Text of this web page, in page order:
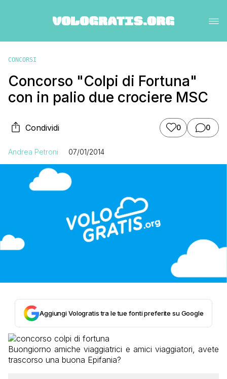
CONCORSI
Concorso "Colpi di Fortuna"
con in palio due crociere MSC
Condividi 0 0
Andrea Petroni 07/01/2014
Aggiungi Vologratis tra le tue fonti preferite su Google
Buongiorno amiche viaggiatrici e amici viaggiatori, avete
trascorso una buona Epifania?